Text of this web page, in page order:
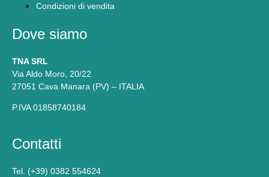
Condizioni di vendita
Dove siamo
TNA SRL
Via Aldo Moro, 20/22
27051 Cava Manara (PV) – ITALIA
P.IVA 01858740184
Contatti
Tel. (+39) 0382 554624